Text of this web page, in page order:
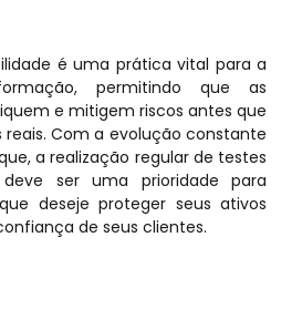
é uma prática vital para a
permitindo que as
e mitigem riscos antes que
Com a evolução constante
a realização regular de testes
deve ser uma prioridade para
deseje proteger seus ativos
de seus clientes.